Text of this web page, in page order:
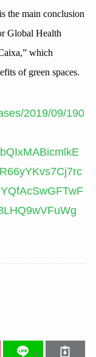
the main conclusion
Global Health
which
of green spaces.
2019/09/190